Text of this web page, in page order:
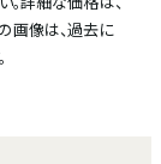
画像は、過去に